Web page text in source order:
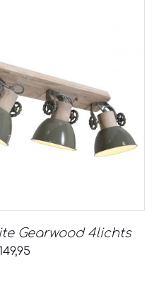
Gearwood 4lichts